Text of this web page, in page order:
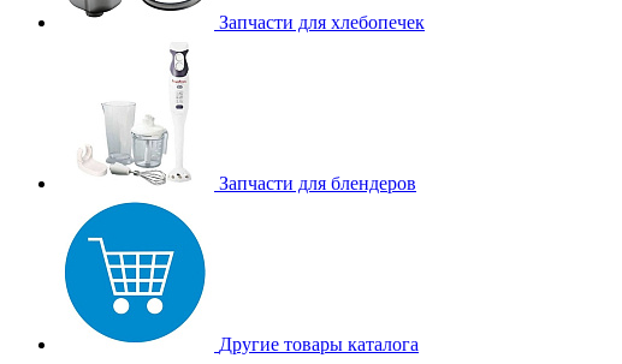
Запчасти для хлебопечек
Запчасти для блендеров
Другие товары каталога